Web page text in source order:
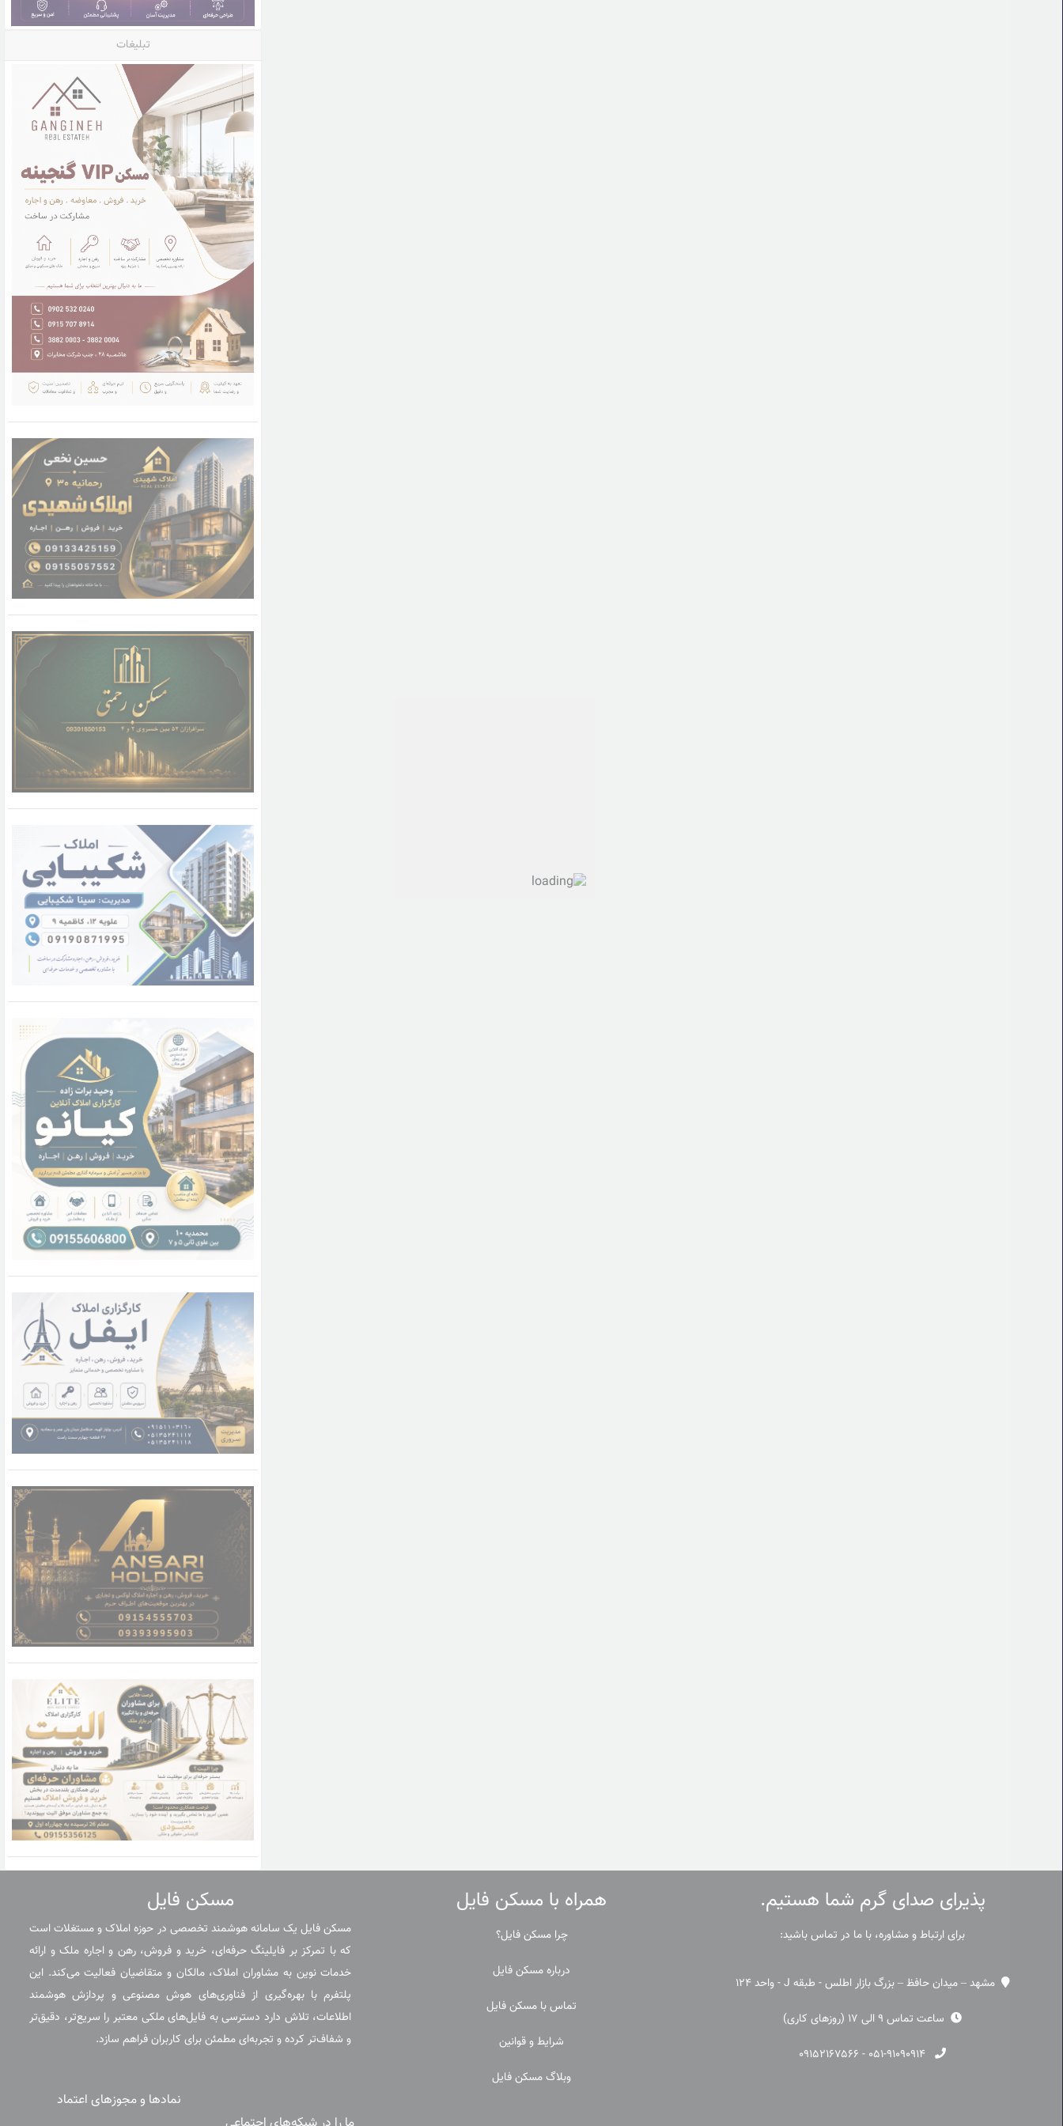
تبلیغات
پذیرای صدای گرم شما هستیم.
برای ارتباط و مشاوره، با ما در تماس باشید:
مشهد – میدان حافظ – بزرگ بازار اطلس - طبقه J - واحد 124
ساعت تماس 9 الی 17 (روزهای کاری)
۰۵۱-۹۱۰۹۰۹۱۴ - ۰۹۱۵۲۱۶۷۵۶۶
همراه با مسکن فایل
چرا مسکن فایل؟
درباره مسکن فایل
تماس با مسکن فایل
شرایط و قوانین
وبلاگ مسکن فایل
مسکن فایل
مسکن فایل یک سامانه هوشمند تخصصی در حوزه املاک و مستغلات است
که با تمرکز بر فایلینگ حرفه‌ای، خرید و فروش، رهن و اجاره ملک و ارائه
خدمات نوین به مشاوران املاک، مالکان و متقاضیان فعالیت می‌کند. این
پلتفرم با بهره‌گیری از فناوری‌های هوش مصنوعی و پردازش هوشمند
اطلاعات، تلاش دارد دسترسی به فایل‌های ملکی معتبر را سریع‌تر، دقیق‌تر
و شفاف‌تر کرده و تجربه‌ای مطمئن برای کاربران فراهم سازد.
نمادها و مجوزهای اعتماد